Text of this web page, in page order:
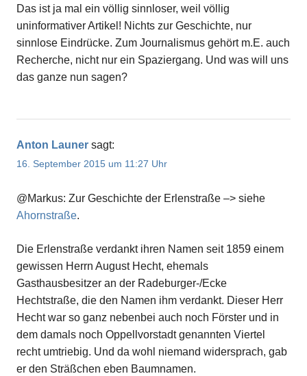
Das ist ja mal ein völlig sinnloser, weil völlig
uninformativer Artikel! Nichts zur Geschichte, nur
sinnlose Eindrücke. Zum Journalismus gehört m.E. auch
Recherche, nicht nur ein Spaziergang. Und was will uns
das ganze nun sagen?
Anton Launer sagt:
16. September 2015 um 11:27 Uhr
@Markus: Zur Geschichte der Erlenstraße –> siehe
Ahornstraße.
Die Erlenstraße verdankt ihren Namen seit 1859 einem
gewissen Herrn August Hecht, ehemals
Gasthausbesitzer an der Radeburger-/Ecke
Hechtstraße, die den Namen ihm verdankt. Dieser Herr
Hecht war so ganz nebenbei auch noch Förster und in
dem damals noch Oppellvorstadt genannten Viertel
recht umtriebig. Und da wohl niemand widersprach, gab
er den Sträßchen eben Baumnamen.